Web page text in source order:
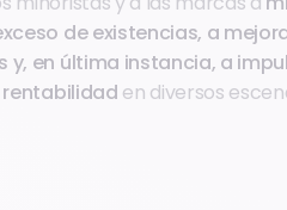
de existencias, a
y, en última instancia, a
rentabilidad en diversos